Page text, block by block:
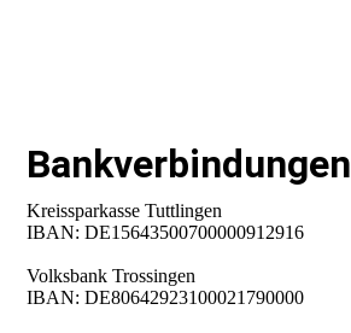
Bankverbindungen
Kreissparkasse Tuttlingen
IBAN: DE15643500700000912916
Volksbank Trossingen
IBAN: DE80642923100021790000